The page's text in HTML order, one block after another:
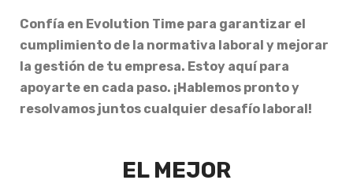
Confía en Evolution Time para garantizar el
cumplimiento de la normativa laboral y mejorar
la gestión de tu empresa. Estoy aquí para
apoyarte en cada paso. ¡Hablemos pronto y
resolvamos juntos cualquier desafío laboral!
EL MEJOR